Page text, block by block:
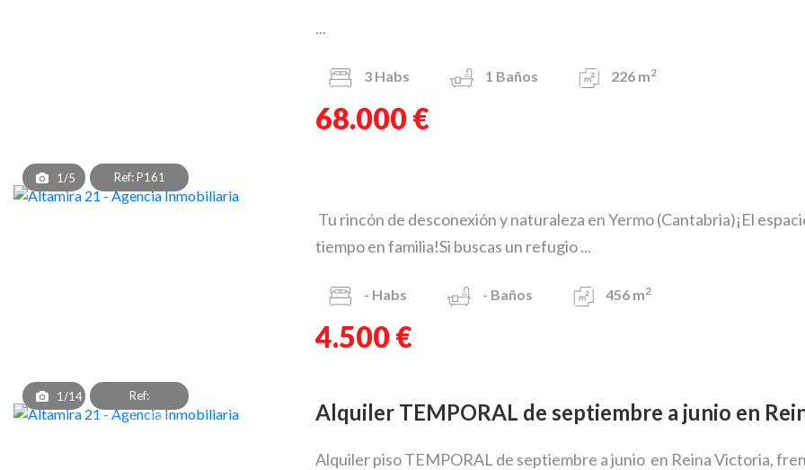
...
3 Habs 1 Baños 226 m2
68.000 €
1/5 Ref: P161
Tu rincón de desconexión y naturaleza en Yermo (Cantabria)¡El
tiempo en familia!Si buscas un refugio ...
- Habs - Baños 456 m2
4.500 €
1/14
Ref:
PAT_AL_2345_2
Alquiler TEMPORAL de septiembre a junio en
Alquiler piso TEMPORAL de septiembre a junio en Reina Victoria,